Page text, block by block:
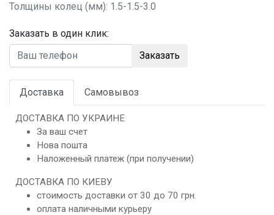
Толщины колец (мм): 1.5-1.5-3.0
Заказать в один клик:
Заказать
Доставка Самовывоз
ДОСТАВКА ПО УКРАИНЕ
За ваш счет
Нова пошта
Наложенный платеж (при получении)
ДОСТАВКА ПО КИЕВУ
стоимость доставки от 30 до 70 грн.
оплата наличными курьеру